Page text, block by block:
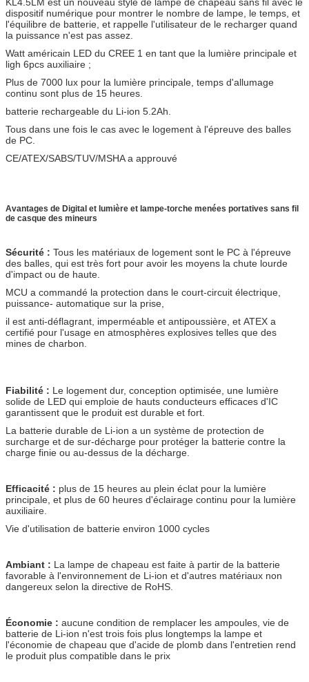
dispositif numérique pour montrer le nombre de lampe, le temps, et
l'équilibre de batterie, et rappelle l'utilisateur de le recharger quand
la puissance n'est pas assez.
Watt américain LED du CREE 1 en tant que la lumière principale et
ligh 6pcs auxiliaire ;
Plus de 7000 lux pour la lumière principale, temps d'allumage
continu sont plus de 15 heures.
batterie rechargeable du Li-ion 5.2Ah.
Tous dans une fois le cas avec le logement à l'épreuve des balles
de PC.
CE/ATEX/SABS/TUV/MSHA a approuvé
Avantages de Digital et lumière et lampe-torche menées portatives sans fil
de casque des mineurs
Sécurité : Tous les matériaux de logement sont le PC à l'épreuve
des balles, qui est très fort pour avoir les moyens la chute lourde
d'impact ou de haute.
MCU a commandé la protection dans le court-circuit électrique,
puissance- automatique sur la prise,
il est anti-déflagrant, imperméable et antipoussière, et ATEX a
certifié pour l'usage en atmosphères explosives telles que des
mines de charbon.
Fiabilité : Le logement dur, conception optimisée, une lumière
solide de LED qui emploie de hauts conducteurs efficaces d'IC
garantissent que le produit est durable et fort.
La batterie durable de Li-ion a un système de protection de
surcharge et de sur-décharge pour protéger la batterie contre la
charge finie ou au-dessus de la décharge.
Efficacité : plus de 15 heures au plein éclat pour la lumière
principale, et plus de 60 heures d'éclairage continu pour la lumière
auxiliaire.
Vie d'utilisation de batterie environ 1000 cycles
Ambiant : La lampe de chapeau est faite à partir de la batterie
favorable à l'environnement de Li-ion et d'autres matériaux non
dangereux selon la directive de RoHS.
Économie : aucune condition de remplacer les ampoules, vie de
batterie de Li-ion n'est trois fois plus longtemps la lampe et
l'économie de chapeau que d'acide de plomb dans l'entretien rend
le produit plus compatible dans le prix